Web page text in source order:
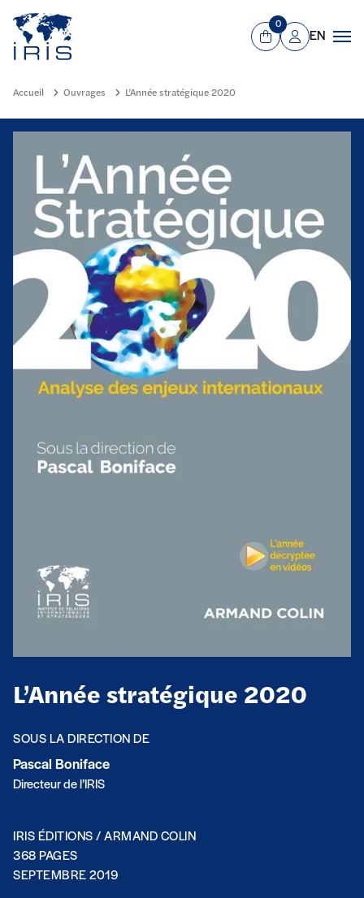
Aller au contenu principal
Panier
0
Mon compte
EN
Accueil Ouvrages L’Année stratégique 2020
L’Année stratégique 2020
SOUS LA DIRECTION DE
Pascal Boniface
Directeur de l’IRIS
IRIS ÉDITIONS / ARMAND COLIN
368 PAGES
SEPTEMBRE 2019